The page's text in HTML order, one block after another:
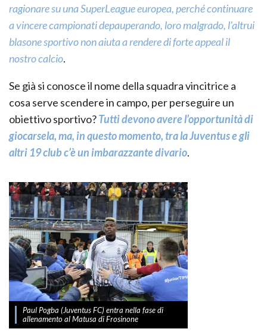
ragionare su una SuperLeague europea, perché continuare
a vincere campionati depauperando, loro malgrado, l’altrui
blasone sportivo non aiuta a rendere di forte appeal il
nostro calcio.
Se già si conosce il nome della squadra vincitrice a
cosa serve scendere in campo, per perseguire un
obiettivo sportivo?Tutti devono avere l’opportunità di
giocarsela, ma, in questo momento, tra la Juventus e gli
altri 19 club c’è un imbarazzante divario.
Paul Pogba (Juventus FC) entra nella fase di
allenamento al Matusa di Frosinone